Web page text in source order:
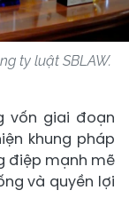
ty luật SBLAW.
vốn giai đoạn
khung pháp
điệp mạnh mẽ
và quyền lợi